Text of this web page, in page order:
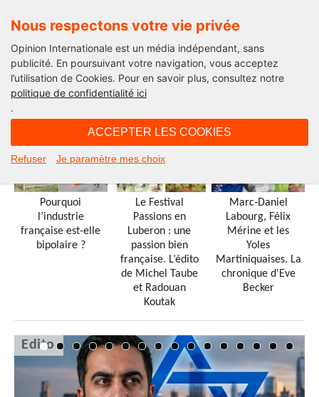
Nous respectons votre vie privée
Opinion Internationale est un média indépendant, sans
publicité. En poursuivant votre navigation, vous acceptez
l’utilisation de Cookies. Pour en savoir plus, consultez notre
politique de confidentialité ici
.
ACCEPTER LES COOKIES
Refuser Je paramètre mes choix
OPINION
Pourquoi
l’industrie
française est-elle
bipolaire ?
OPINION
Le Festival
Passions en
Luberon : une
passion bien
française. L’édito
de Michel Taube
et Radouan
Koutak
Marc‑Daniel
Labourg, Félix
Mérine et les
Yoles
Martiniquaises. La
chronique d'Eve
Becker
Edito